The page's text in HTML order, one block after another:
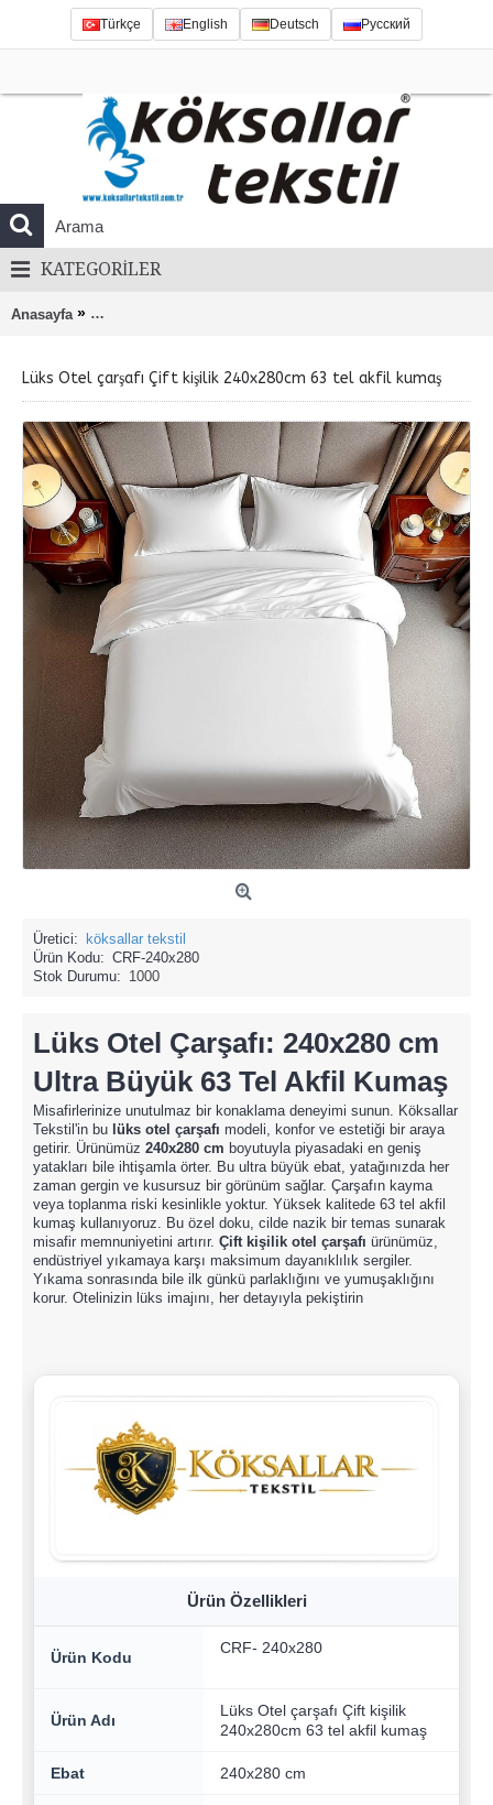
Türkçe English Deutsch Русский
KATEGORILER
Anasayfa » Lüks Otel çarşafı Çift kişilik 240x280cm 63 tel akfil kumaş
Lüks Otel çarşafı Çift kişilik 240x280cm 63 tel akfil kumaş
Üretici:
köksallar tekstil
Ürün Kodu: CRF-240x280
Stok Durumu: 1000
Lüks Otel Çarşafı: 240x280 cm
Ultra Büyük 63 Tel Akfil Kumaş
Misafirlerinize unutulmaz bir konaklama deneyimi sunun. Köksallar
Tekstil'in bu lüks otel çarşafı modeli, konfor ve estetiği bir araya
getirir. Ürünümüz 240x280 cm boyutuyla piyasadaki en geniş
yatakları bile ihtişamla örter. Bu ultra büyük ebat, yatağınızda her
zaman gergin ve kusursuz bir görünüm sağlar. Çarşafın kayma
veya toplanma riski kesinlikle yoktur. Yüksek kalitede 63 tel akfil
kumaş kullanıyoruz. Bu özel doku, cilde nazik bir temas sunarak
misafir memnuniyetini artırır. Çift kişilik otel çarşafı ürünümüz,
endüstriyel yıkamaya karşı maksimum dayanıklılık sergiler.
Yıkama sonrasında bile ilk günkü parlaklığını ve yumuşaklığını
korur. Otelinizin lüks imajını, her detayıyla pekiştirin
Ürün Özellikleri
Ürün Kodu
CRF- 240x280
Ürün Adı
Lüks Otel çarşafı Çift kişilik
240x280cm 63 tel akfil kumaş
Ebat 240x280 cm